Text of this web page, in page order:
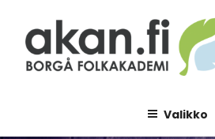
sisältöön
Valikko